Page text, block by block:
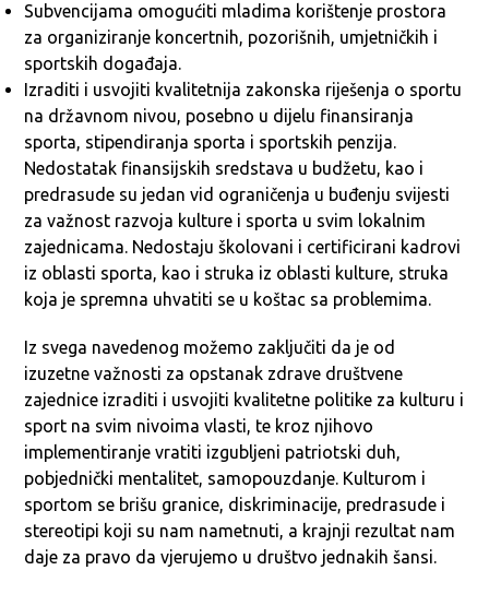
Subvencijama omogućiti mladima korištenje prostora
za organiziranje koncertnih, pozorišnih, umjetničkih i
sportskih događaja.
Izraditi i usvojiti kvalitetnija zakonska riješenja o sportu
na državnom nivou, posebno u dijelu finansiranja
sporta, stipendiranja sporta i sportskih penzija.
Nedostatak finansijskih sredstava u budžetu, kao i
predrasude su jedan vid ograničenja u buđenju svijesti
za važnost razvoja kulture i sporta u svim lokalnim
zajednicama. Nedostaju školovani i certificirani kadrovi
iz oblasti sporta, kao i struka iz oblasti kulture, struka
koja je spremna uhvatiti se u koštac sa problemima.
Iz svega navedenog možemo zaključiti da je od
izuzetne važnosti za opstanak zdrave društvene
zajednice izraditi i usvojiti kvalitetne politike za kulturu i
sport na svim nivoima vlasti, te kroz njihovo
implementiranje vratiti izgubljeni patriotski duh,
pobjednički mentalitet, samopouzdanje. Kulturom i
sportom se brišu granice, diskriminacije, predrasude i
stereotipi koji su nam nametnuti, a krajnji rezultat nam
daje za pravo da vjerujemo u društvo jednakih šansi.